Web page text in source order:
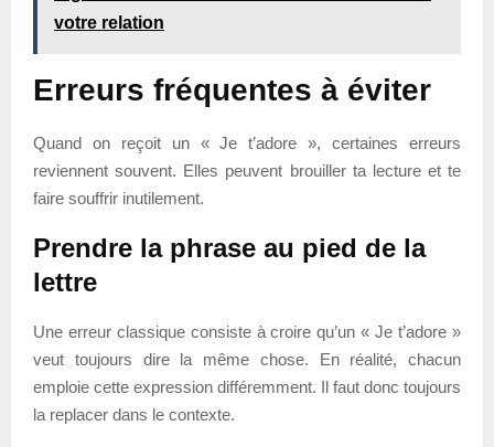
votre relation
Erreurs fréquentes à éviter
Quand on reçoit un « Je t’adore », certaines erreurs
reviennent souvent. Elles peuvent brouiller ta lecture et te
faire souffrir inutilement.
Prendre la phrase au pied de la
lettre
Une erreur classique consiste à croire qu’un « Je t’adore »
veut toujours dire la même chose. En réalité, chacun
emploie cette expression différemment. Il faut donc toujours
la replacer dans le contexte.